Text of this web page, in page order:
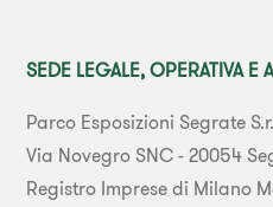
SEDE LEGALE, OPERATIVA E
Parco Esposizioni Segrate
Via Novegro SNC - 20054
Registro Imprese di Milano